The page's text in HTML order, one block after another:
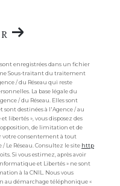
enregistrées dans un fichier
Sous-traitant du traitement
/ du Réseau qui reste
La base légale du
/ du Réseau. Elles sont
sont destinées à l'Agence / au
libertés », vous disposez des
de limitation et de
votre consentement à tout
Réseau. Consultez le site http
Si vous estimez, après avoir
et Libertés » ne sont
à la CNIL. Nous vous
au démarchage téléphonique «